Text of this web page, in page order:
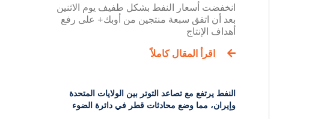
انخفضت أسعار النفط بشكل طفيف يوم الاثنين
بعد أن اتفق سبعة منتجين من أوبك+ على رفع
أهداف الإنتاج
اقرأ المقال كاملاً
النفط يرتفع مع تصاعد التوتر بين الولايات المتحدة
وإيران، مما وضع محادثات قطر في دائرة الضوء